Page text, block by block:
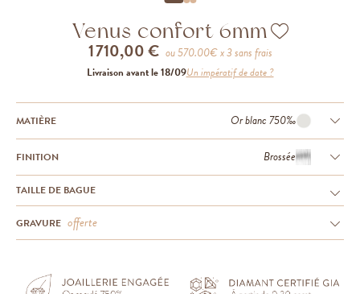
Venus confort 6mm
1 710,00 € ou570.00€ x 3 sans frais
Livraison avant le 18/09Un impératif de date ?
MATIÈRE Or blanc 750‰
FINITION Brossée
TAILLE DE BAGUE
GRAVURE offerte